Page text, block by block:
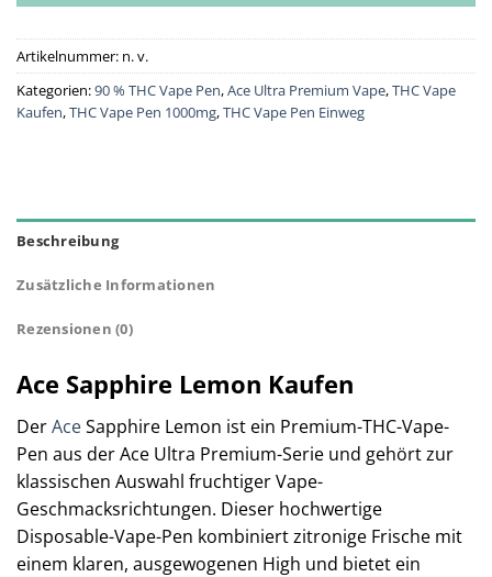
Artikelnummer: n. v.
Kategorien:90 % THC Vape Pen,Ace Ultra Premium Vape,THC Vape
Kaufen,THC Vape Pen 1000mg,THC Vape Pen Einweg
Beschreibung
Zusätzliche Informationen
Rezensionen (0)
Ace Sapphire Lemon Kaufen
DerAceSapphire Lemon ist ein Premium-THC-Vape-
Pen aus der Ace Ultra Premium-Serie und gehört zur
klassischen Auswahl fruchtiger Vape-
Geschmacksrichtungen. Dieser hochwertige
Disposable-Vape-Pen kombiniert zitronige Frische mit
einem klaren, ausgewogenen High und bietet ein